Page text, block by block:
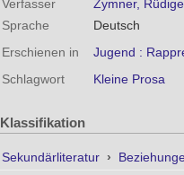
Verfasser
Zymner,
Sprache
Deutsch
Erschienen in
Jugend :
Schlagwort
Kleine Prosa
Klassifikation
Sekundärliteratur ›